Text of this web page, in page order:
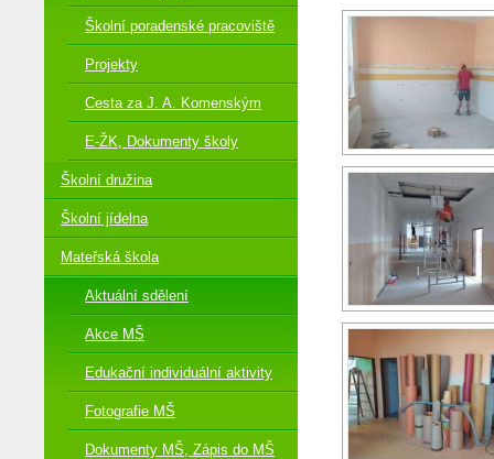
Školní poradenské pracoviště
Projekty
Cesta za J. A. Komenským
E-ŽK, Dokumenty školy
Školní družina
Školní jídelna
Mateřská škola
Aktuální sdělení
Akce MŠ
Edukační individuální aktivity
Fotografie MŠ
Dokumenty MŠ, Zápis do MŠ